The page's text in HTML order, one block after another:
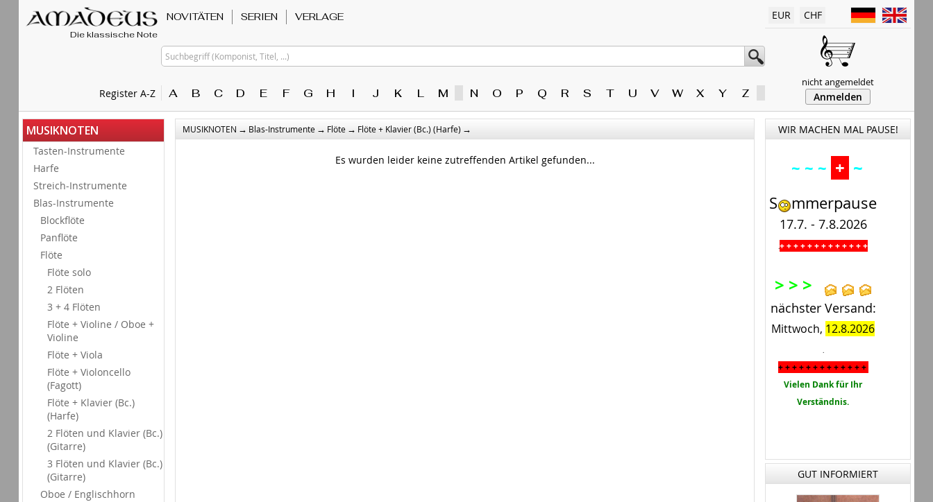
Die klassische Note
Register A-Z
NOVITÄTEN SERIEN VERLAGE
Suchbegriff (Komponist, Titel, ...)
A B C D E F G H I J K L M N O P Q R S T U V W X Y Z
EUR CHF
nicht angemeldet
Anmelden
MUSIKNOTEN
Tasten-Instrumente
Harfe
Streich-Instrumente
Blas-Instrumente
Blockflöte
Panflöte
Flöte
Flöte solo
2 Flöten
3 + 4 Flöten
Flöte + Violine / Oboe +
Violine
Flöte + Viola
Flöte + Violoncello
(Fagott)
Flöte + Klavier (Bc.)
(Harfe)
2 Flöten und Klavier (Bc.)
(Gitarre)
3 Flöten und Klavier (Bc.)
(Gitarre)
Oboe / Englischhorn
MUSIKNOTEN → Blas-Instrumente → Flöte → Flöte + Klavier (Bc.) (Harfe) →
Es wurden leider keine zutreffenden Artikel gefunden...
WIR MACHEN MAL PAUSE!
~ ~ ~ + ~
S mmerpause
17.7. - 7.8.2026
.+ + + + + + + + + + + + +
> > >
nächster Versand:
Mittwoch, 12.8.2026
.
+ + + + + + + + + + + + +
Vielen Dank für Ihr
Verständnis.
GUT INFORMIERT